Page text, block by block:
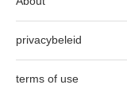
privacybeleid
terms of use